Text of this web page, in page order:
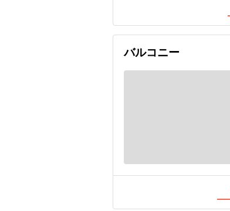
バルコニー